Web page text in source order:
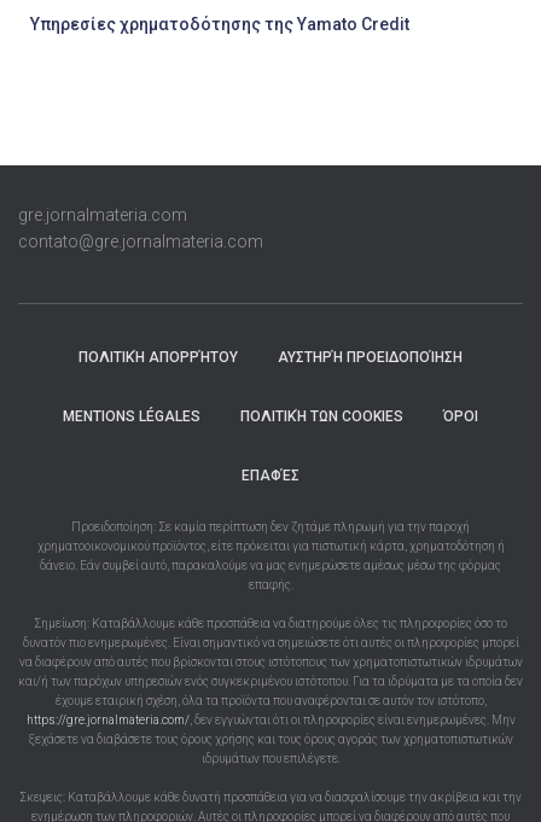
Υπηρεσίες χρηματοδότησης της Yamato Credit
gre.jornalmateria.com
contato@gre.jornalmateria.com
ΠΟΛΙΤΙΚΉ ΑΠΟΡΡΉΤΟΥ ΑΥΣΤΗΡΉ ΠΡΟΕΙΔΟΠΟΊΗΣΗ
MENTIONS LÉGALES ΠΟΛΙΤΙΚΉ ΤΩΝ COOKIES ΌΡΟΙ
ΕΠΑΦΈΣ
Προειδοποίηση: Σε καμία περίπτωση δεν ζητάμε πληρωμή για την παροχή
χρηματοοικονομικού προϊόντος, είτε πρόκειται για πιστωτική κάρτα, χρηματοδότηση ή
δάνειο. Εάν συμβεί αυτό, παρακαλούμε να μας ενημερώσετε αμέσως μέσω της φόρμας
επαφής.
Σημείωση: Καταβάλλουμε κάθε προσπάθεια να διατηρούμε όλες τις πληροφορίες όσο το
δυνατόν πιο ενημερωμένες. Είναι σημαντικό να σημειώσετε ότι αυτές οι πληροφορίες μπορεί
να διαφέρουν από αυτές που βρίσκονται στους ιστότοπους των χρηματοπιστωτικών ιδρυμάτων
και/ή των παρόχων υπηρεσιών ενός συγκεκριμένου ιστότοπου. Για τα ιδρύματα με τα οποία δεν
έχουμε εταιρική σχέση, όλα τα προϊόντα που αναφέρονται σε αυτόν τον ιστότοπο,
https://gre.jornalmateria.com/, δεν εγγυώνται ότι οι πληροφορίες είναι ενημερωμένες. Μην
ξεχάσετε να διαβάσετε τους όρους χρήσης και τους όρους αγοράς των χρηματοπιστωτικών
ιδρυμάτων που επιλέγετε.
Σκεψεις: Καταβάλλουμε κάθε δυνατή προσπάθεια για να διασφαλίσουμε την ακρίβεια και την
ενημέρωση των πληροφοριών. Αυτές οι πληροφορίες μπορεί να διαφέρουν από αυτές που